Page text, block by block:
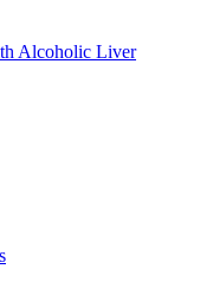
Alcoholic Liver